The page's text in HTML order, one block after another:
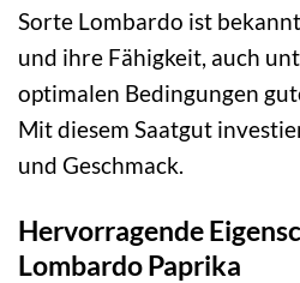
Sorte Lombardo ist
und ihre Fähigkeit, auch
optimalen Bedingungen
Mit diesem Saatgut
und Geschmack.
Hervorragende
Lombardo Paprika